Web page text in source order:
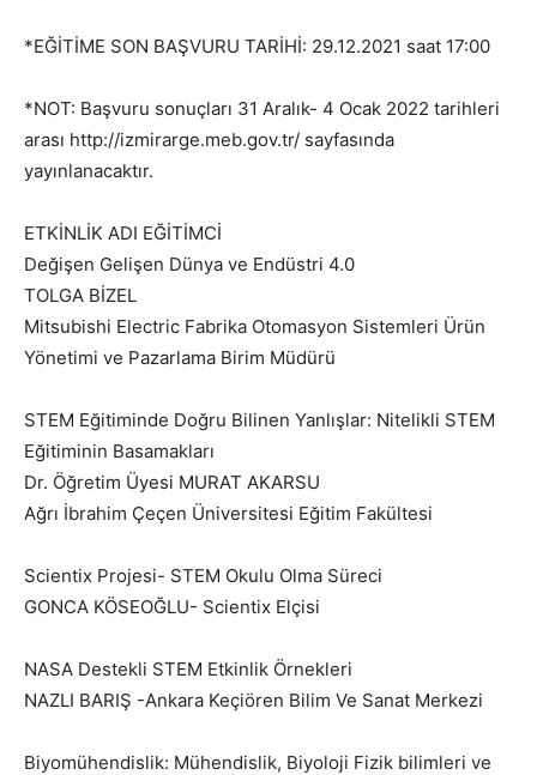
*EĞİTİME SON BAŞVURU TARİHİ: 29.12.2021 saat 17:00
*NOT: Başvuru sonuçları 31 Aralık- 4 Ocak 2022 tarihleri
arası http://izmirarge.meb.gov.tr/ sayfasında
yayınlanacaktır.
ETKİNLİK ADI EĞİTİMCİ
Değişen Gelişen Dünya ve Endüstri 4.0
TOLGA BİZEL
Mitsubishi Electric Fabrika Otomasyon Sistemleri Ürün
Yönetimi ve Pazarlama Birim Müdürü
STEM Eğitiminde Doğru Bilinen Yanlışlar: Nitelikli STEM
Eğitiminin Basamakları
Dr. Öğretim Üyesi MURAT AKARSU
Ağrı İbrahim Çeçen Üniversitesi Eğitim Fakültesi
Scientix Projesi- STEM Okulu Olma Süreci
GONCA KÖSEOĞLU- Scientix Elçisi
NASA Destekli STEM Etkinlik Örnekleri
NAZLI BARIŞ -Ankara Keçiören Bilim Ve Sanat Merkezi
Biyomühendislik: Mühendislik, Biyoloji Fizik bilimleri ve